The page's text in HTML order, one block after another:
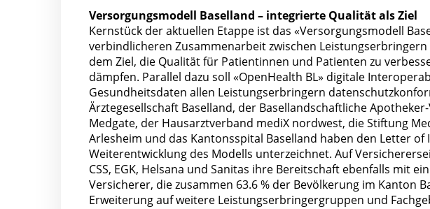
Versorgungsmodell Baselland – integrierte Qualität als Ziel
Kernstück der aktuellen Etappe ist das «Versorgungsmodell
verbindlicheren Zusammenarbeit zwischen
dem Ziel, die Qualität für Patientinnen und Patienten zu
dämpfen. Parallel dazu soll «OpenHealth BL» digitale
Gesundheitsdaten allen Leistungserbringern
Ärztegesellschaft Baselland, der Basellandschaftliche
Medgate, der Hausarztverband mediX nordwest, die Stiftung
Arlesheim und das Kantonsspital Baselland haben den Letter
Weiterentwicklung des Modells unterzeichnet. Auf
CSS, EGK, Helsana und Sanitas ihre Bereitschaft ebenfalls mit
Versicherer, die zusammen 63.6 % der Bevölkerung im Kanton
Erweiterung auf weitere Leistungserbringergruppen und